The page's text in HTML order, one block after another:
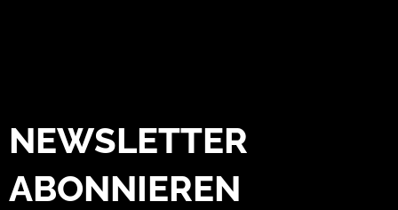
NEWSLETTER
ABONNIEREN